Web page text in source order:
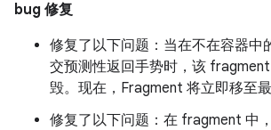
bug 修复
修复了以下问题：当在不在容器中
交预测性返回手势时，该
毁。现在，Fragment 将立即移至
修复了以下问题：在 fragment 中